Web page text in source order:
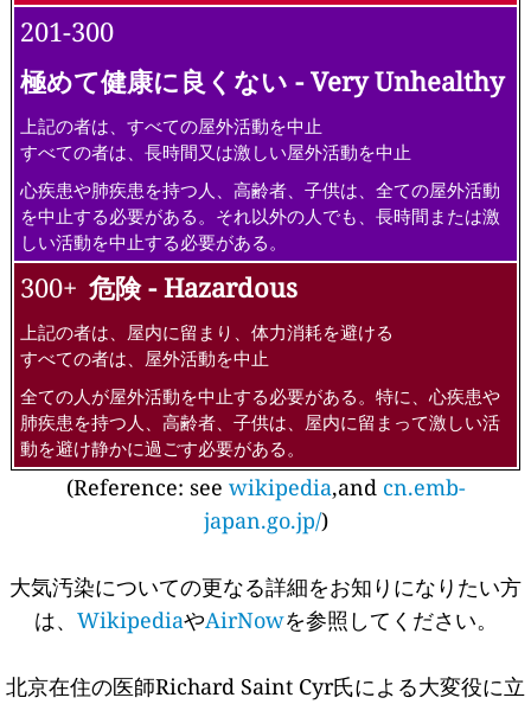
201-300
極めて健康に良くない - Very Unhealthy
上記の者は、すべての屋外活動を中止
すべての者は、長時間又は激しい屋外活動を中止
心疾患や肺疾患を持つ人、高齢者、子供は、全ての屋外活動
を中止する必要がある。それ以外の人でも、長時間または激
しい活動を中止する必要がある。
300+ 危険 - Hazardous
上記の者は、屋内に留まり、体力消耗を避ける
すべての者は、屋外活動を中止
全ての人が屋外活動を中止する必要がある。特に、心疾患や
肺疾患を持つ人、高齢者、子供は、屋内に留まって激しい活
動を避け静かに過ごす必要がある。
(Reference: see wikipedia,and cn.emb-
japan.go.jp/)
大気汚染についての更なる詳細をお知りになりたい方
は、 WikipediaやAirNowを参照してください。
北京在住の医師Richard Saint Cyr氏による大変役に立